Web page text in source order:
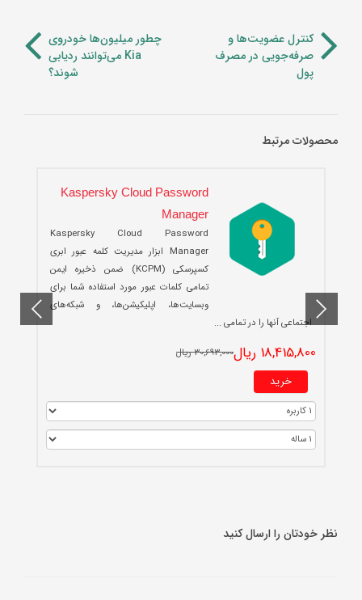
چطور میلیون‌ها خودروی
Kia می‌توانند ردیابی
شوند؟
کنترل عضویت‌ها و
صرفه‌جویی در مصرف
پول
محصولات مرتبط
Kaspersky Cloud Password
Manager
Kaspersky Cloud Password
Manager ابزار مدیریت کلمه عبور ابری
کسپرسکی (KCPM) ضمن ذخیره ایمن
تمامی کلمات عبور مورد استفاده شما برای
وبسایت‌ها، اپلیکیشن‌ها، و شبکه‌های
اجتماعی آنها را در تمامی ...
18,415,800 ریال 30,693,000 ریال
خرید
نظر خودتان را ارسال کنید